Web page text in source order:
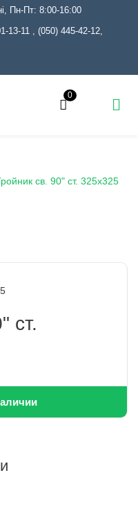
Пн-Пт: 8:00-16:00
13-11 , (050) 445-42-12,
0
св. 90" ст. 325х325
ст.